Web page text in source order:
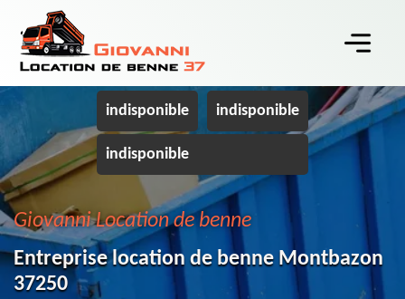
indisponible indisponible
indisponible
Giovanni Location de benne
Entreprise location de benne Montbazon
37250